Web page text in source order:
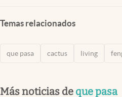
Temas relacionados
que pasa cactus living
Más noticias de que pasa